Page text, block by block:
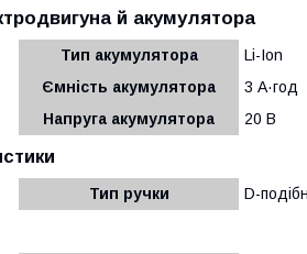
й акумулятора
Тип акумулятора
Li-Ion
Ємність акумулятора
3 А·год
Напруга акумулятора
20 В
Тип ручки D-